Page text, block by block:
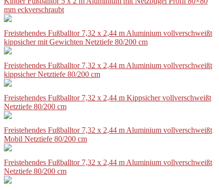
mm eckverschraubt
Freistehendes Fußballtor 7,32 x 2,44 m Aluminium vollverschweißt
kippsicher mit Gewichten Netztiefe 80/200 cm
Freistehendes Fußballtor 7,32 x 2,44 m Aluminium vollverschweißt
kippsicher Netztiefe 80/200 cm
Freistehendes Fußballtor 7,32 x 2,44 m Kippsicher vollverschweißt
Netztiefe 80/200 cm
Freistehendes Fußballtor 7,32 x 2,44 m Aluminium vollverschweißt
Mobil Netztiefe 80/200 cm
Freistehendes Fußballtor 7,32 x 2,44 m Aluminium vollverschweißt
Netztiefe 80/200 cm